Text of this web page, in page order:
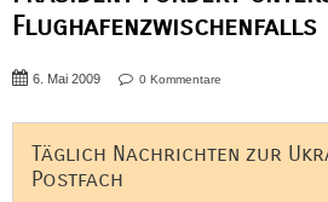
Flughafenzwischenfalls
6. Mai 2009 0 Kommentare
Täglich Nachrichten zur
Postfach